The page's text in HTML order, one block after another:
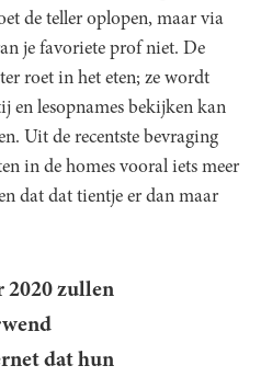
de teller oplopen, maar via
je favoriete prof niet. De
roet in het eten; ze wordt
en lesopnames bekijken kan
Uit de recentste bevraging
in de homes vooral iets meer
dat dat tientje er dan maar
2020 zullen
dat hun